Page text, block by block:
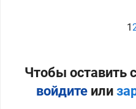
1
Чтобы оставить
войдитеили